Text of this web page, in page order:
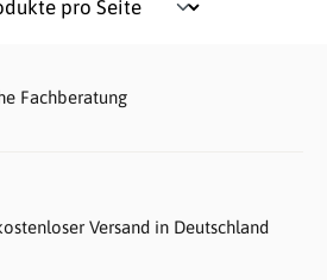
Fachberatung
Versand in Deutschland